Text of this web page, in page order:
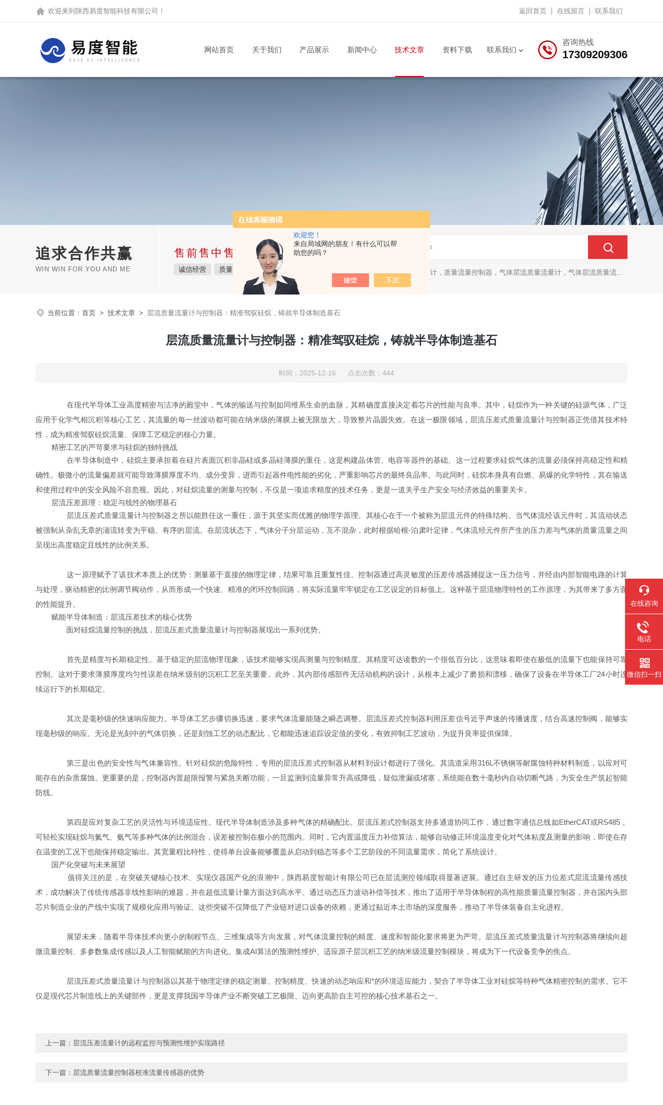
欢迎您！
来自局域网的朋友！有什么可以帮
助您的吗？
欢迎来到 陕西易度智能科技有限公司 ！ 返回首页 在线留言 联系我们
咨询热线
17309209306
网站首页 关于我们 产品展示 新闻中心 技术文章 资料下载 联系我们
追求合作共赢
WIN WIN FOR YOU AND ME
售前售中售后完整的服务体系
诚信经营 质量保障 价格实惠 热门关键词：质量流量计，质量流量控制器，气体层流质量流量计，气体层流质量流量控制器
当前位置： 首页 > 技术文章 > 层流质量流量计与控制器：精准驾驭硅烷，铸就半导体制造基石
层流质量流量计与控制器：精准驾驭硅烷，铸就半导体制造基石
时间：2025-12-16 点击次数：444
在现代半导体工业高度精密与洁净的殿堂中，气体的输送与控制如同维系生命的血脉，其精确度直接决定着芯片的性能与良率。其中，硅烷作为一种关键的硅源气体，广泛
应用于化学气相沉积等核心工艺，其流量的每一丝波动都可能在纳米级的薄膜上被无限放大，导致整片晶圆失效。在这一极限领域，层流压差式质量流量计与控制器正凭借其技术特
性，成为精准驾驭硅烷流量、保障工艺稳定的核心力量。
精密工艺的严苛要求与硅烷的独特挑战
在半导体制造中，硅烷主要承担着在硅片表面沉积非晶硅或多晶硅薄膜的重任，这是构建晶体管、电容等器件的基础。这一过程要求硅烷气体的流量必须保持高稳定性和精
确性。极微小的流量偏差就可能导致薄膜厚度不均、成分变异，进而引起器件电性能的劣化，严重影响芯片的最终良品率。与此同时，硅烷本身具有自燃、易爆的化学特性，其在输送
和使用过程中的安全风险不容忽视。因此，对硅烷流量的测量与控制，不仅是一项追求精度的技术任务，更是一道关乎生产安全与经济效益的重要关卡。
层流压差原理：稳定与线性的物理基石
层流压差式质量流量计与控制器之所以能胜任这一重任，源于其坚实而优雅的物理学原理。其核心在于一个被称为层流元件的特殊结构。当气体流经该元件时，其流动状态
被强制从杂乱无章的湍流转变为平稳、有序的层流。在层流状态下，气体分子分层运动，互不混杂，此时根据哈根-泊肃叶定律，气体流经元件所产生的压力差与气体的质量流量之间
呈现出高度稳定且线性的比例关系。
这一原理赋予了该技术本质上的优势：测量基于直接的物理定律，结果可靠且重复性佳。控制器通过高灵敏度的压差传感器捕捉这一压力信号，并经由内部智能电路的计算
与处理，驱动精密的比例调节阀动作，从而形成一个快速、精准的闭环控制回路，将实际流量牢牢锁定在工艺设定的目标值上。这种基于层流物理特性的工作原理，为其带来了多方面
的性能提升。
赋能半导体制造：层流压差技术的核心优势
面对硅烷流量控制的挑战，层流压差式质量流量计与控制器展现出一系列优势。
首先是精度与长期稳定性。基于稳定的层流物理现象，该技术能够实现高测量与控制精度。其精度可达读数的一个很低百分比，这意味着即使在极低的流量下也能保持可靠
控制。这对于要求薄膜厚度均匀性误差在纳米级别的沉积工艺至关重要。此外，其内部传感部件无活动机构的设计，从根本上减少了磨损和漂移，确保了设备在半导体工厂24小时连
续运行下的长期稳定。
其次是毫秒级的快速响应能力。半导体工艺步骤切换迅速，要求气体流量能随之瞬态调整。层流压差式控制器利用压差信号近乎声速的传播速度，结合高速控制阀，能够实
现毫秒级的响应。无论是光刻中的气体切换，还是刻蚀工艺的动态配比，它都能迅速追踪设定值的变化，有效抑制工艺波动，为提升良率提供保障。
第三是出色的安全性与气体兼容性。针对硅烷的危险特性，专用的层流压差式控制器从材料到设计都进行了强化。其流道采用316L不锈钢等耐腐蚀特种材料制造，以应对可
能存在的杂质腐蚀。更重要的是，控制器内置超限报警与紧急关断功能，一旦监测到流量异常升高或降低，疑似泄漏或堵塞，系统能在数十毫秒内自动切断气路，为安全生产筑起智能
防线。
第四是应对复杂工艺的灵活性与环境适应性。现代半导体制造涉及多种气体的精确配比。层流压差式控制器支持多通道协同工作，通过数字通信总线如EtherCAT或RS485，
可轻松实现硅烷与氮气、氨气等多种气体的比例混合，误差被控制在极小的范围内。同时，它内置温度压力补偿算法，能够自动修正环境温度变化对气体粘度及测量的影响，即使在存
在温变的工况下也能保持稳定输出。其宽量程比特性，使得单台设备能够覆盖从启动到稳态等多个工艺阶段的不同流量需求，简化了系统设计。
国产化突破与未来展望
值得关注的是，在突破关键核心技术、实现仪器国产化的浪潮中，陕西易度智能计有限公司已在层流测控领域取得显著进展。通过自主研发的压力位差式层流流量传感技
术，成功解决了传统传感器非线性影响的难题，并在超低流量计量方面达到高水平。通过动态压力波动补偿等技术，推出了适用于半导体制程的高性能质量流量控制器，并在国内头部
芯片制造企业的产线中实现了规模化应用与验证。这些突破不仅降低了产业链对进口设备的依赖，更通过贴近本土市场的深度服务，推动了半导体装备自主化进程。
展望未来，随着半导体技术向更小的制程节点、三维集成等方向发展，对气体流量控制的精度、速度和智能化要求将更为严苛。层流压差式质量流量计与控制器将继续向超
微流量控制、多参数集成传感以及人工智能赋能的方向进化。集成AI算法的预测性维护、适应原子层沉积工艺的纳米级流量控制模块，将成为下一代设备竞争的焦点。
层流压差式质量流量计与控制器以其基于物理定律的稳定测量、控制精度、快速的动态响应和*的环境适应能力，契合了半导体工业对硅烷等特种气体精密控制的需求。它不
仅是现代芯片制造线上的关键部件，更是支撑我国半导体产业不断突破工艺极限、迈向更高阶自主可控的核心技术基石之一。
上一篇： 层流压差流量计的远程监控与预测性维护实现路径
下一篇： 层流质量流量控制器校准流量传感器的优势
在线咨询
电话
微信扫一扫